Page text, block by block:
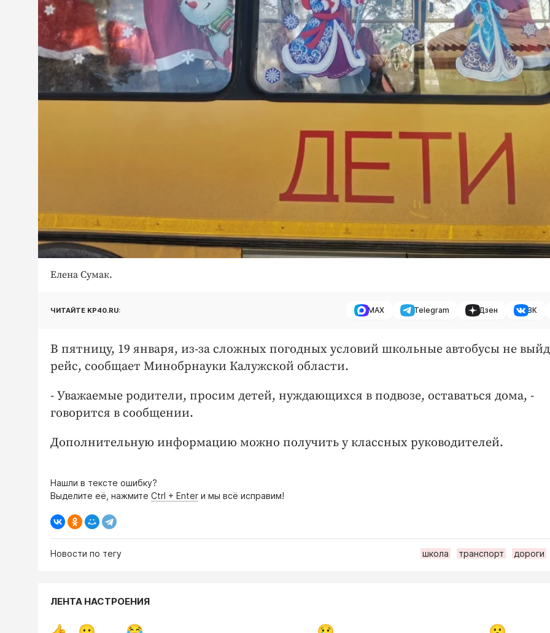
Елена Сумак.
ЧИТАЙТЕ KP40.RU: MAX Telegram Дзен ВК
В пятницу, 19 января, из-за сложных погодных условий школьные автобусы не
рейс, сообщает Минобрнауки Калужской области.
- Уважаемые родители, просим детей, нуждающихся в подвозе, оставаться дома, -
говорится в сообщении.
Дополнительную информацию можно получить у классных руководителей.
Нашли в тексте ошибку?
Выделите её, нажмите Ctrl + Enter и мы всё исправим!
Новости по тегу школа транспорт дороги
ЛЕНТА НАСТРОЕНИЯ